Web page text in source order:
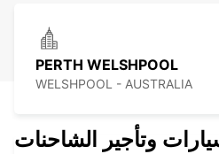
PERTH WELSHPOOL
WELSHPOOL - AUSTRALIA
وتأجير الشاحنات